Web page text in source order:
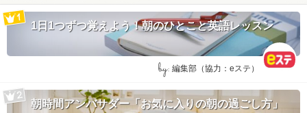
1日1つずつ覚えよう！朝のひとこと英語レッスン
by: 編集部（協力：eステ）
朝時間アンバサダー「お気に入りの朝の過ごし方」